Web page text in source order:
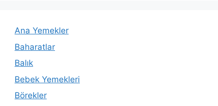
Ana Yemekler
Baharatlar
Balık
Bebek Yemekleri
Börekler